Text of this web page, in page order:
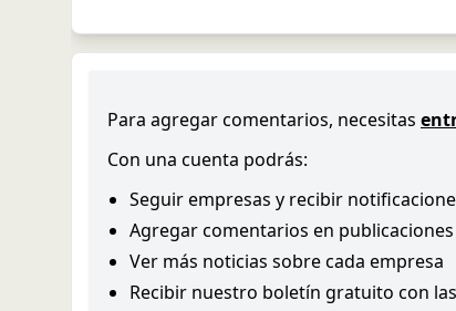
Para agregar comentarios, necesitas
Con una cuenta podrás:
Seguir empresas y recibir
Agregar comentarios en publicaciones
Ver más noticias sobre cada empresa
Recibir nuestro boletín gratuito con